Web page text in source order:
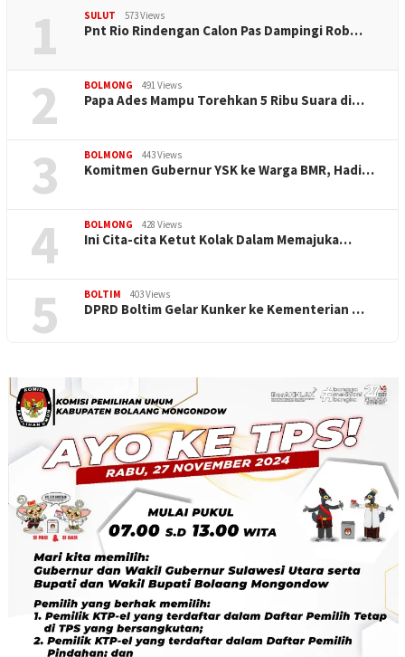
1 SULUT 573 Views
Pnt Rio Rindengan Calon Pas Dampingi Rob…
2 BOLMONG 491 Views
Papa Ades Mampu Torehkan 5 Ribu Suara di…
3 BOLMONG 443 Views
Komitmen Gubernur YSK ke Warga BMR, Hadi…
4 BOLMONG 428 Views
Ini Cita-cita Ketut Kolak Dalam Memajuka…
5 BOLTIM 403 Views
DPRD Boltim Gelar Kunker ke Kementerian …